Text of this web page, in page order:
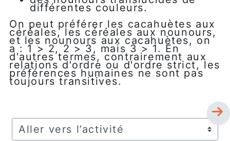
différentes couleurs.
On peut préférer les cacahuètes aux
céréales, les céréales aux nounours,
et les nounours aux cacahuètes, on
a : 1 > 2, 2 > 3, mais 3 > 1. En
d'autres termes, contrairement aux
relations d'ordre ou d'ordre strict, les
préférences humaines ne sont pas
toujours transitives.
Aller vers l’activité